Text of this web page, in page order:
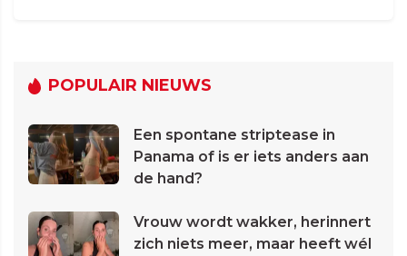
POPULAIR NIEUWS
Een spontane striptease in
Panama of is er iets anders aan
de hand?
Vrouw wordt wakker, herinnert
zich niets meer, maar heeft wél